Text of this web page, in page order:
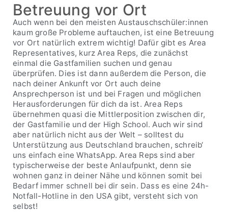
Betreuung vor Ort
Auch wenn bei den meisten Austauschschüler:innen
kaum große Probleme auftauchen, ist eine Betreuung
vor Ort natürlich extrem wichtig! Dafür gibt es Area
Representatives, kurz Area Reps, die zunächst
einmal die Gastfamilien suchen und genau
überprüfen. Dies ist dann außerdem die Person, die
nach deiner Ankunft vor Ort auch deine
Ansprechperson ist und bei Fragen und möglichen
Herausforderungen für dich da ist. Area Reps
übernehmen quasi die Mittlerposition zwischen dir,
der Gastfamilie und der High School. Auch wir sind
aber natürlich nicht aus der Welt – solltest du
Unterstützung aus Deutschland brauchen, schreib‘
uns einfach eine WhatsApp. Area Reps sind aber
typischerweise der beste Anlaufpunkt, denn sie
wohnen ganz in deiner Nähe und können somit bei
Bedarf immer schnell bei dir sein. Dass es eine 24h-
Notfall-Hotline in den USA gibt, versteht sich von
selbst!